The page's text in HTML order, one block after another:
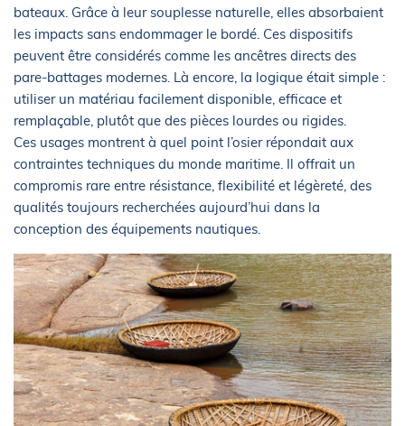
bateaux. Grâce à leur souplesse naturelle, elles absorbaient
les impacts sans endommager le bordé. Ces dispositifs
peuvent être considérés comme les ancêtres directs des
pare-battages modernes. Là encore, la logique était simple :
utiliser un matériau facilement disponible, efficace et
remplaçable, plutôt que des pièces lourdes ou rigides.
Ces usages montrent à quel point l’osier répondait aux
contraintes techniques du monde maritime. Il offrait un
compromis rare entre résistance, flexibilité et légèreté, des
qualités toujours recherchées aujourd’hui dans la
conception des équipements nautiques.